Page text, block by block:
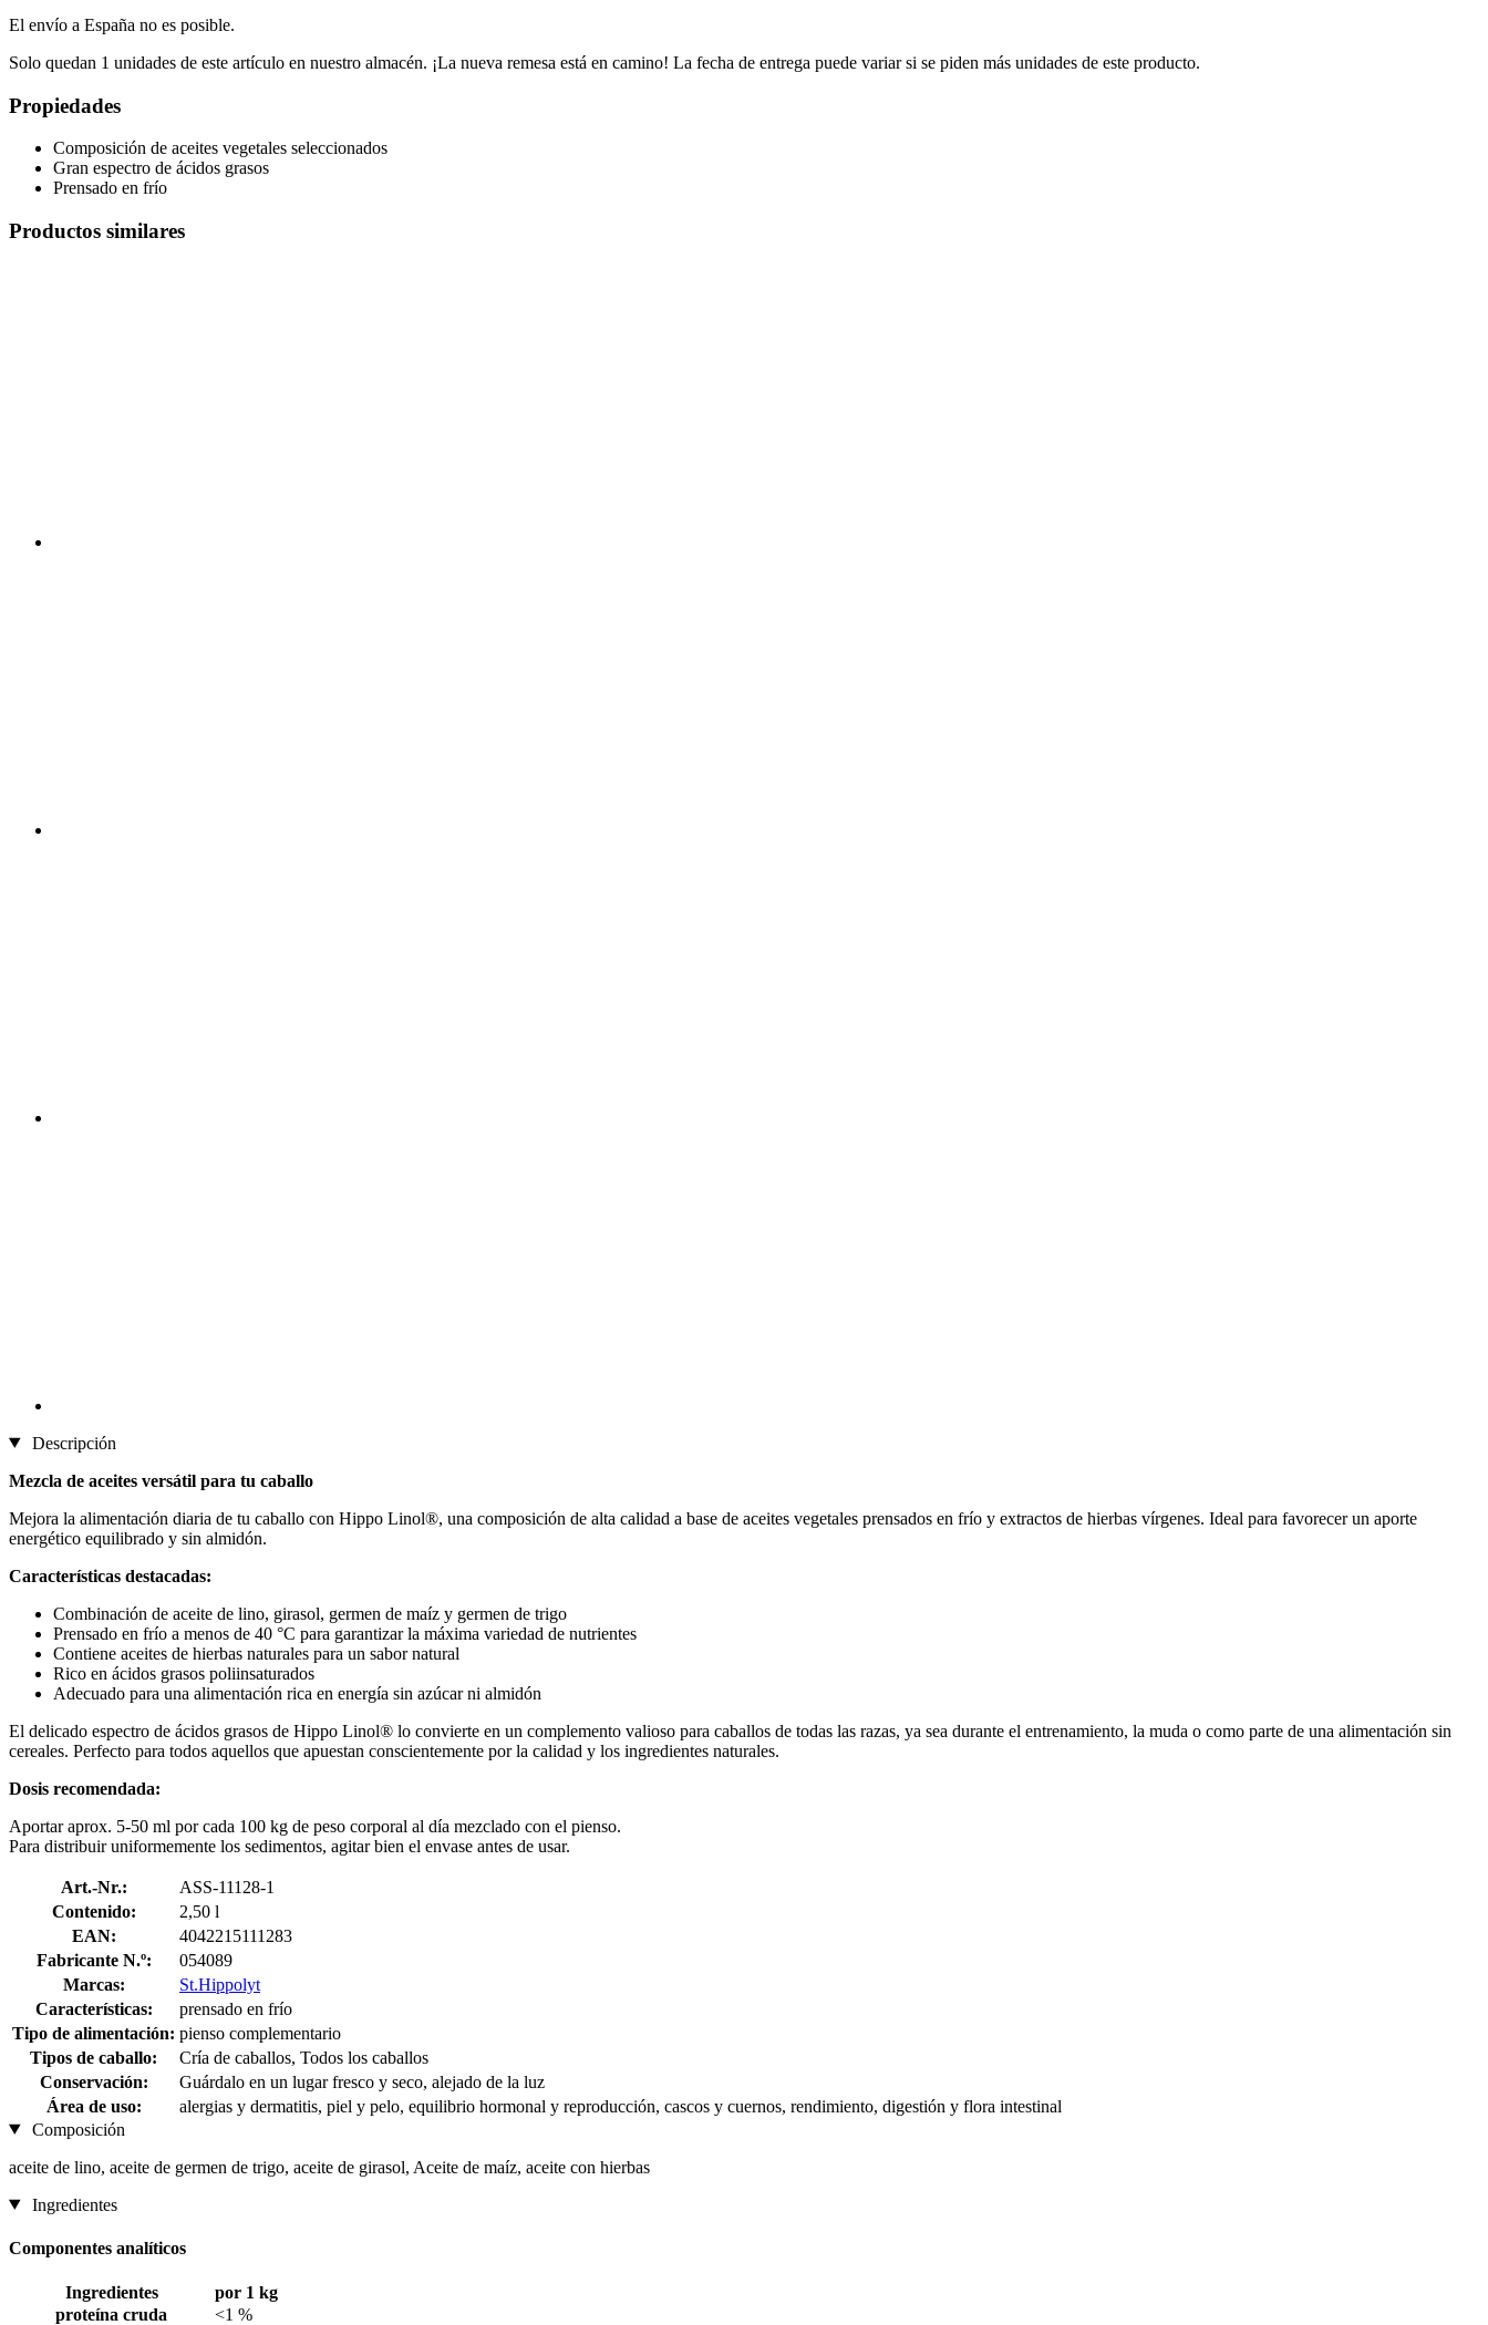
El envío a España no es posible.
Solo quedan 1 unidades de este artículo en nuestro almacén. ¡La nueva remesa está en camino! La fecha de entrega puede variar si se piden más unidades de este producto.
Propiedades
Composición de aceites vegetales seleccionados
Gran espectro de ácidos grasos
Prensado en frío
Productos similares
Descripción
Mezcla de aceites versátil para tu caballo
Mejora la alimentación diaria de tu caballo con Hippo Linol®, una composición de alta calidad a base de aceites vegetales prensados en frío y extractos de hierbas vírgenes. Ideal para favorecer un aporte
energético equilibrado y sin almidón.
Características destacadas:
Combinación de aceite de lino, girasol, germen de maíz y germen de trigo
Prensado en frío a menos de 40 °C para garantizar la máxima variedad de nutrientes
Contiene aceites de hierbas naturales para un sabor natural
Rico en ácidos grasos poliinsaturados
Adecuado para una alimentación rica en energía sin azúcar ni almidón
El delicado espectro de ácidos grasos de Hippo Linol® lo convierte en un complemento valioso para caballos de todas las razas, ya sea durante el entrenamiento, la muda o como parte de una alimentación sin
cereales. Perfecto para todos aquellos que apuestan conscientemente por la calidad y los ingredientes naturales.
Dosis recomendada:
Aportar aprox. 5-50 ml por cada 100 kg de peso corporal al día mezclado con el pienso.
Para distribuir uniformemente los sedimentos, agitar bien el envase antes de usar.
Art.-Nr.:
ASS-11128-1
Contenido:
2,50 l
EAN:
4042215111283
Fabricante N.º:
054089
Marcas:
St.Hippolyt
Características:
prensado en frío
Tipo de alimentación: pienso complementario
Tipos de caballo:
Cría de caballos, Todos los caballos
Conservación:
Guárdalo en un lugar fresco y seco, alejado de la luz
Área de uso:
alergias y dermatitis, piel y pelo, equilibrio hormonal y reproducción, cascos y cuernos, rendimiento, digestión y flora intestinal
Composición
aceite de lino, aceite de germen de trigo, aceite de girasol, Aceite de maíz, aceite con hierbas
Ingredientes
Componentes analíticos
Ingredientes
por 1 kg
proteína cruda
<1 %